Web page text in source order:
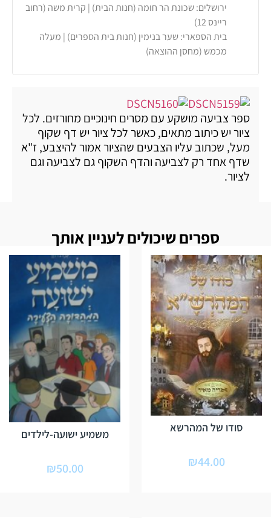
ירושלים: שכונת הר חומה (חנות הבית) | קרית משה (רחוב
ריינס 12)
בית הספארי: שער בנימין (חנות בית הספרים) | מעלה
מכמש (מחסן ההוצאה)
ספר צביעה מושקע עם מסרים חינוכיים מחורזים. לכל
ציור יש כיתוב מתאים, כאשר לכל ציור יש דף שקוף
מעל, שכתוב עליו הצבעים שהציור אמור להיצבע, ז"א
שדף אחד רק לצביעה והדף השקוף גם לצביעה וגם
לציור.
ספרים שיכולים לעניין אותך
סודו של המהרשא
₪44.00
משמיע ישועה-לילדים
₪50.00